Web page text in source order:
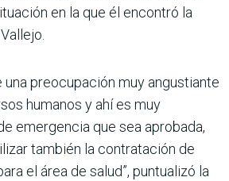
en la que él encontró la
una pre­ocupación muy angustiante
huma­nos y ahí es muy
emergencia que sea aprobada,
también la contra­tación de
el área de salud”, pun­tualizó la